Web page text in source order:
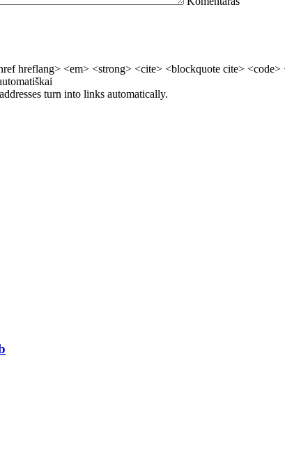
hreflang> <em> <strong> <cite> <blockquote cite>
turn into links automatically.